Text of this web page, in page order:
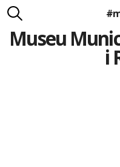
Carlota Royo
Museu
i